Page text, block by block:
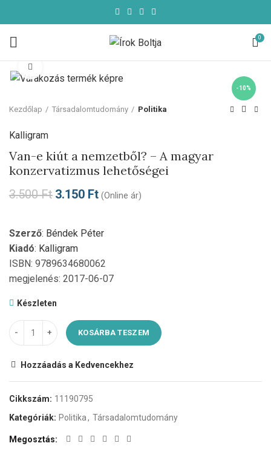
0
-10%
Kezdőlap Társadalomtudomány Politika
Kalligram
Van-e kiút a nemzetből? – A magyar
konzervatizmus lehetőségei
3.500Ft 3.150 Ft (Online ár)
Szerző: Béndek Péter
Kiadó: Kalligram
ISBN: 9789634680062
megjelenés: 2017-06-07
Készleten
KOSÁRBA TESZEM
Hozzáadás a Kedvencekhez
Cikkszám: 11190795
Kategóriák: Politika, Társadalomtudomány
Megosztás